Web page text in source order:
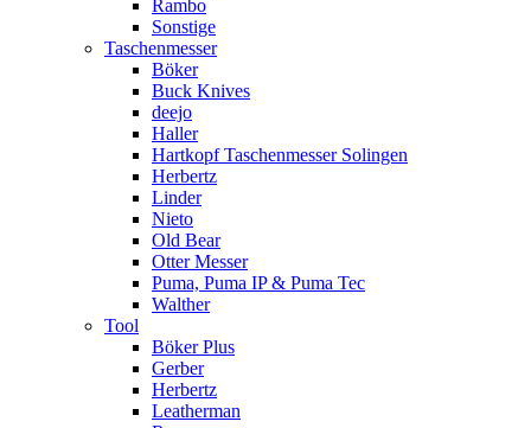
Rambo
Sonstige
Taschenmesser
Böker
Buck Knives
deejo
Haller
Hartkopf Taschenmesser Solingen
Herbertz
Linder
Nieto
Old Bear
Otter Messer
Puma, Puma IP & Puma Tec
Walther
Tool
Böker Plus
Gerber
Herbertz
Leatherman